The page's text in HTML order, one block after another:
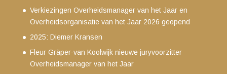
Verkiezingen Overheidsmanager van het Jaar en
Overheidsorganisatie van het Jaar 2026 geopend
2025: Diemer Kransen
Fleur Gräper-van Koolwijk nieuwe juryvoorzitter
Overheidsmanager van het Jaar